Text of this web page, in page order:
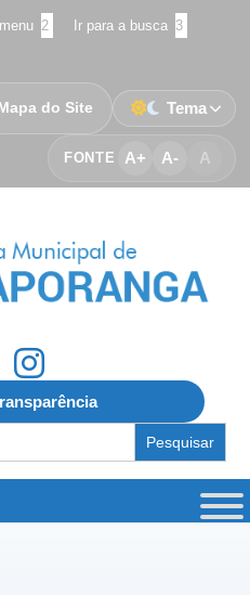
2 Ir para a busca 3
FONTE A+ A- A
do Site Tema